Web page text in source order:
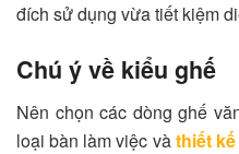
đích sử dụng vừa tiết kiệm
Chú ý về kiểu ghế
Nên chọn các dòng ghế
loại bàn làm việc vàthiết